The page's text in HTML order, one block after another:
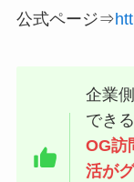
公式ページ⇒
企業
でき
OG訪
活が